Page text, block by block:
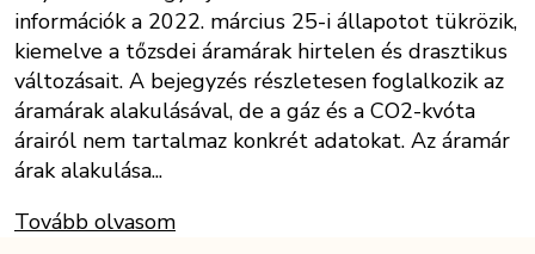
információk a 2022. március 25-i állapotot tükrözik,
kiemelve a tőzsdei áramárak hirtelen és drasztikus
változásait. A bejegyzés részletesen foglalkozik az
áramárak alakulásával, de a gáz és a CO2-kvóta
árairól nem tartalmaz konkrét adatokat. Az áramár
árak alakulása...
Tovább olvasom